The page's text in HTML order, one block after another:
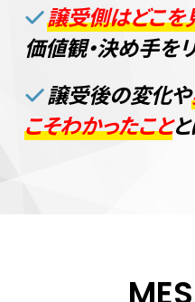
譲受側はどこを
価値観・決め手を
譲受後の変化や
こそわかったこと